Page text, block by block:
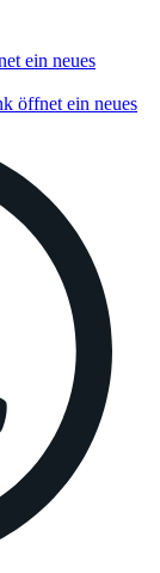
ein neues
öffnet ein neues